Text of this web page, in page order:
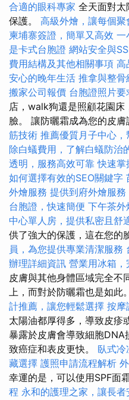
合適的眼科專家 全天面對太
保護。 高級外燴，讓每個
柬埔寨簽證，簡單又高效 一
是卡式台胞證 網站安全與
費用結構及其他相關事項 高
安心的晚年生活 推拿與整骨
搬家公司報價 台胞證照片要
店，walk狗還是照顧花園床
臉。 讓防曬霜成為您的皮膚
筋技術 推薦優質月子中心
除白蟻費用，了解白蟻防治
透明，服務高效可靠 快速掌
如何選擇有效的SEO關鍵字
外燴服務 提供到府外燴服
台胞證，快速簡便 下午茶外
中心單人房，提供私密且舒
供了強大的保護，這在您的
員，為您提供專業清潔服務
辦理詳細資訊 營業用冰箱
皮膚與其他身體區域完全不
上，而對於防曬霜也是如此。
計推薦，讓您輕鬆選擇 按摩
太陽油都厚得多，導致皮疹
暴露於皮膚會導致細胞
致癌症和表皮更快。 臥式
藏選擇 護照申請流程解析
幸運的是，可以使用SPF面
程 永和的護理之家，讓長者